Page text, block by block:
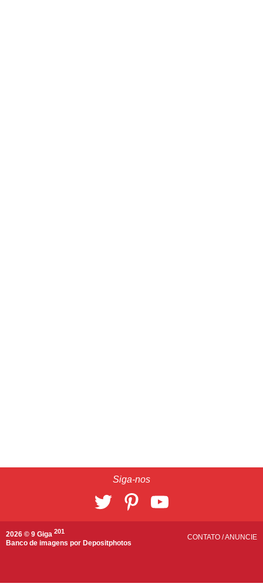
Siga-nos
2026 © 9 Giga 201
Banco de imagens por Depositphotos
CONTATO /ANUNCIE